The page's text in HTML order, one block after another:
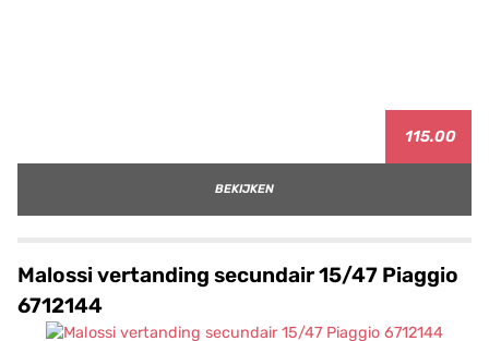
115.00
BEKIJKEN
Malossi vertanding secundair 15/47 Piaggio
6712144